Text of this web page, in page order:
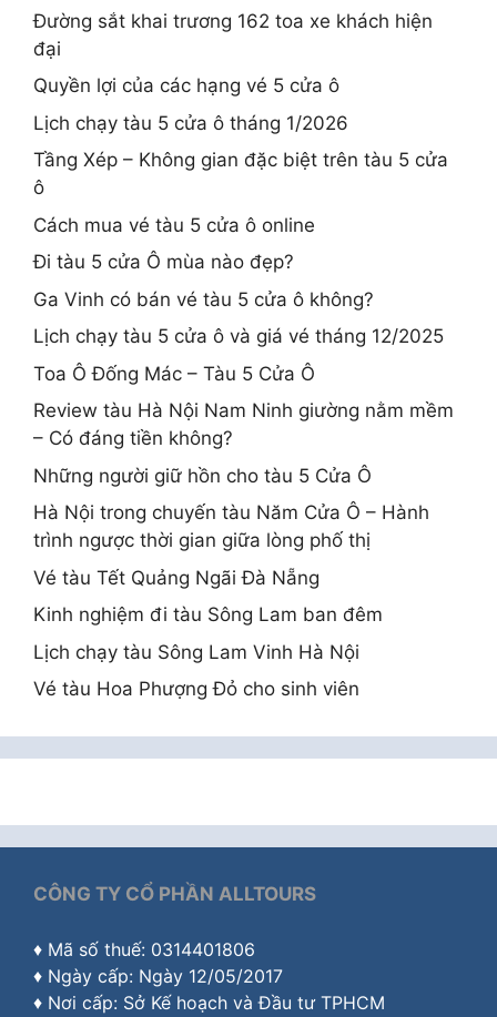
Đường sắt khai trương 162 toa xe khách hiện
đại
Quyền lợi của các hạng vé 5 cửa ô
Lịch chạy tàu 5 cửa ô tháng 1/2026
Tầng Xép – Không gian đặc biệt trên tàu 5 cửa
ô
Cách mua vé tàu 5 cửa ô online
Đi tàu 5 cửa Ô mùa nào đẹp?
Ga Vinh có bán vé tàu 5 cửa ô không?
Lịch chạy tàu 5 cửa ô và giá vé tháng 12/2025
Toa Ô Đống Mác – Tàu 5 Cửa Ô
Review tàu Hà Nội Nam Ninh giường nằm mềm
– Có đáng tiền không?
Những người giữ hồn cho tàu 5 Cửa Ô
Hà Nội trong chuyến tàu Năm Cửa Ô – Hành
trình ngược thời gian giữa lòng phố thị
Vé tàu Tết Quảng Ngãi Đà Nẵng
Kinh nghiệm đi tàu Sông Lam ban đêm
Lịch chạy tàu Sông Lam Vinh Hà Nội
Vé tàu Hoa Phượng Đỏ cho sinh viên
CÔNG TY CỔ PHẦN ALLTOURS
♦ Mã số thuế: 0314401806
♦ Ngày cấp: Ngày 12/05/2017
♦ Nơi cấp: Sở Kế hoạch và Đầu tư TPHCM